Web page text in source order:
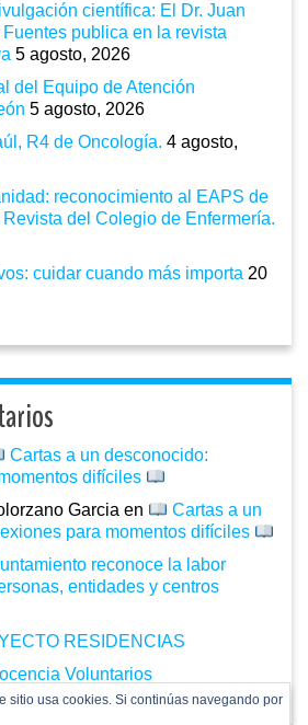
científica: El Dr. Juan
publica en la revista
5 agosto, 2026
del Equipo de Atención
5 agosto, 2026
R4 de Oncología. 4 agosto,
reconocimiento al EAPS de
del Colegio de Enfermería.
cuidar cuando más importa 20
Cartas a un desconocido:
difíciles
Garcia en
Cartas a un
para momentos difíciles
reconoce la labor
entidades y centros
RESIDENCIAS
Voluntarios
sitio usa cookies. Si continúas navegando por